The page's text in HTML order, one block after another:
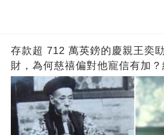
存款超 712 萬英鎊的慶親王奕
財，為何慈禧偏對他寵信有加